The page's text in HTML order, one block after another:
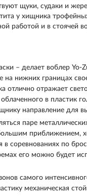
щуки, судаки и
у хищника
работой и в стоячей
– делает воблер Yo-
нижних границах
отлично отражает
в пластик
направление для
паре
приближением,
в соревнованиях по
его можно будет
самого
механическая